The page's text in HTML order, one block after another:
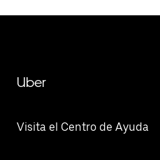
Uber
Visita el Centro de Ayuda